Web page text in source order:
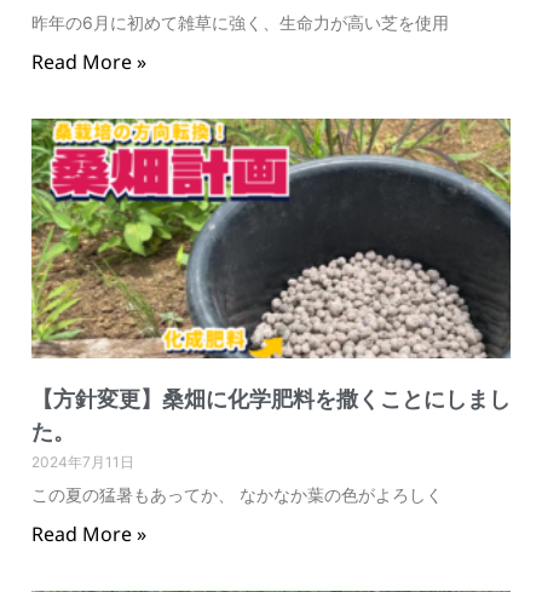
昨年の6月に初めて雑草に強く、生命力が高い芝を使用
Read More »
【方針変更】桑畑に化学肥料を撒くことにしまし
た。
2024年7月11日
この夏の猛暑もあってか、 なかなか葉の色がよろしく
Read More »